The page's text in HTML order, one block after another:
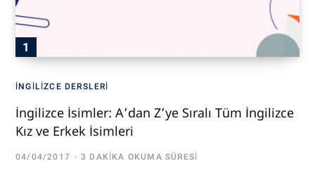
İNGILIZCE DERSLERI
İngilizce İsimler: A’dan Z’ye Sıralı Tüm İngilizce
Kız ve Erkek İsimleri
04/04/2017 3 DAKIKA OKUMA SÜRESI